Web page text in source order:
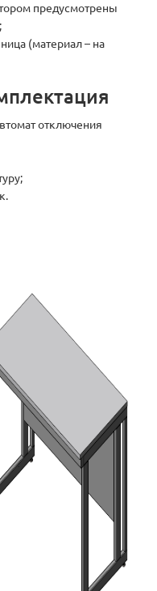
предусмотрены
(материал – на
отключения